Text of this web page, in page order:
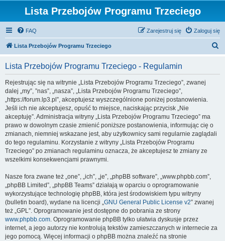
Lista Przebojów Programu Trzeciego
FAQ Zaloguj się
Zarejestruj się
Lista Przebojów Programu Trzeciego
Lista Przebojów Programu Trzeciego - Regulamin
Rejestrując się na witrynie „Lista Przebojów Programu Trzeciego”, zwanej
dalej „my”, ”nas”, „nasza”, „Lista Przebojów Programu Trzeciego”,
„https://forum.lp3.pl”, akceptujesz wyszczególnione poniżej postanowienia.
Jeśli ich nie akceptujesz, opuść to miejsce, naciskając przycisk „Nie
akceptuję”. Administracja witryny „Lista Przebojów Programu Trzeciego” ma
prawo w dowolnym czasie zmienić poniższe postanowienia, informując cię o
zmianach, niemniej wskazane jest, aby użytkownicy sami regularnie zaglądali
do tego regulaminu. Korzystanie z witryny „Lista Przebojów Programu
Trzeciego” po zmianach regulaminu oznacza, że akceptujesz te zmiany ze
wszelkimi konsekwencjami prawnymi.
Nasze fora zwane też „one”, „ich”, „je”, „phpBB software”, „www.phpbb.com”,
„phpBB Limited”, „phpBB Teams” działają w oparciu o oprogramowanie
wykorzystujące technologię phpBB, która jest środowiskiem typu witryny
(bulletin board), wydane na licencji „GNU General Public License v2” zwanej
też „GPL”. Oprogramowanie jest dostępne do pobrania ze strony
www.phpbb.com. Oprogramowanie phpBB tylko ułatwia dyskusje przez
internet, a jego autorzy nie kontrolują tekstów zamieszczanych w internecie za
jego pomocą. Więcej informacji o phpBB można znaleźć na stronie